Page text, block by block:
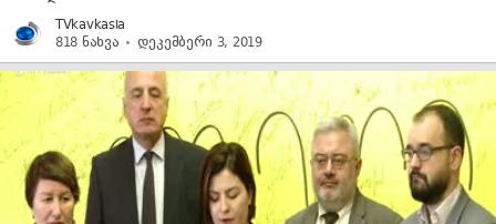
TVkavkasia
818 ნახვა
დეკემბერი 3, 2019